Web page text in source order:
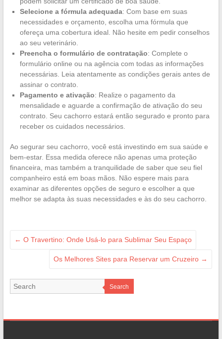
Selecione a fórmula adequada: Com base em suas
necessidades e orçamento, escolha uma fórmula que
ofereça uma cobertura ideal. Não hesite em pedir conselhos
ao seu veterinário.
Preencha o formulário de contratação: Complete o
formulário online ou na agência com todas as informações
necessárias. Leia atentamente as condições gerais antes de
assinar o contrato.
Pagamento e ativação: Realize o pagamento da
mensalidade e aguarde a confirmação de ativação do seu
contrato. Seu cachorro estará então segurado e pronto para
receber os cuidados necessários.
Ao segurar seu cachorro, você está investindo em sua saúde e
bem-estar. Essa medida oferece não apenas uma proteção
financeira, mas também a tranquilidade de saber que seu fiel
companheiro está em boas mãos. Não espere mais para
examinar as diferentes opções de seguro e escolher a que
melhor se adapta às suas necessidades e às do seu cachorro.
← O Travertino: Onde Usá-lo para Sublimar Seu Espaço
Os Melhores Sites para Reservar um Cruzeiro →
Search